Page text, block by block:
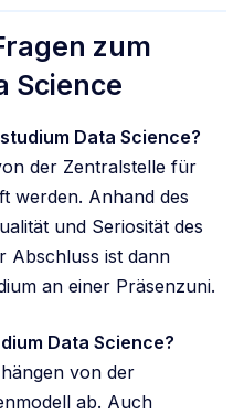
zum
Science
Data Science?
der Zentralstelle für
werden. Anhand des
und Seriosität des
Abschluss ist dann
an einer Präsenzuni.
Data Science?
von der
ab. Auch